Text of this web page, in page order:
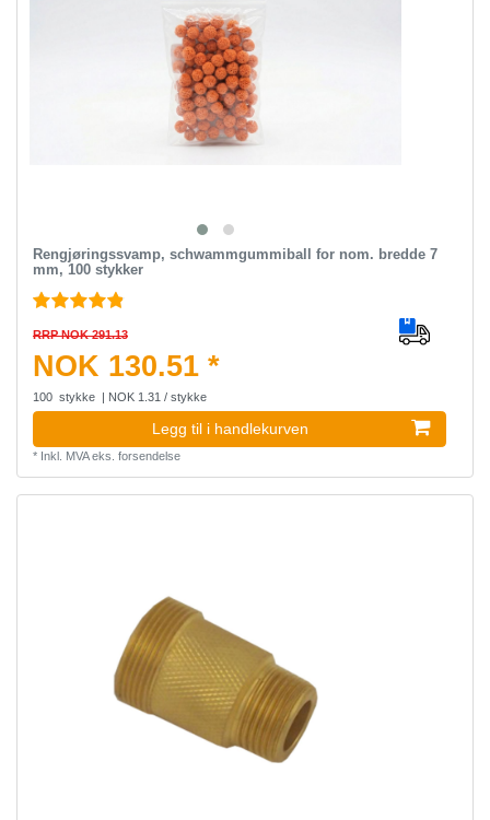
Rengjøringssvamp, schwammgummiball for nom. bredde 7
mm, 100 stykker
RRP NOK 291.13
NOK 130.51 *
100 stykke | NOK 1.31 / stykke
Legg til i handlekurven
* Inkl. MVAeks. forsendelse